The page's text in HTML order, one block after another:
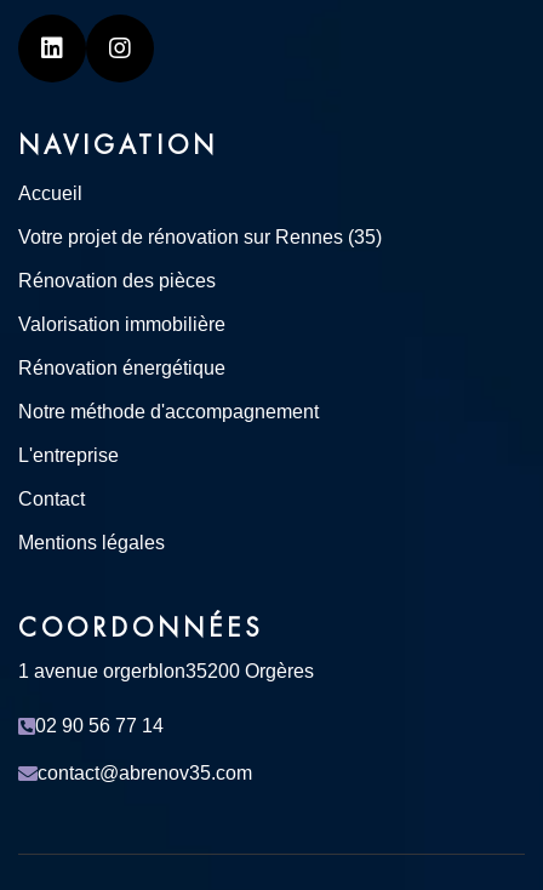
Linkedin Instagram
NAVIGATION
Accueil
Votre projet de rénovation sur Rennes (35)
Rénovation des pièces
Valorisation immobilière
Rénovation énergétique
Notre méthode d'accompagnement
L'entreprise
Contact
Mentions légales
COORDONNÉES
1 avenue orgerblon35200 Orgères
02 90 56 77 14
contact@abrenov35.com